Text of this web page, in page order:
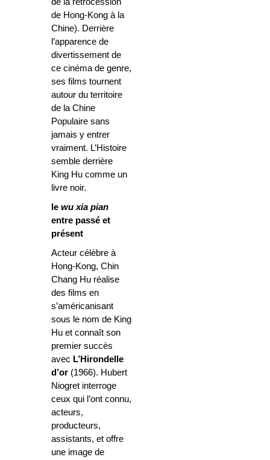
de Hong-Kong à la
Chine). Derrière
l’apparence de
divertissement de
ce cinéma de genre,
ses films tournent
autour du territoire
de la Chine
Populaire sans
jamais y entrer
vraiment. L’Histoire
semble derrière
King Hu comme un
livre noir.
le wu xia pian
entre passé et
présent
Acteur célèbre à
Hong-Kong, Chin
Chang Hu réalise
des films en
s’américanisant
sous le nom de King
Hu et connaît son
premier succès
avec L’Hirondelle
d’or (1966). Hubert
Niogret interroge
ceux qui l’ont connu,
acteurs,
producteurs,
assistants, et offre
une image de